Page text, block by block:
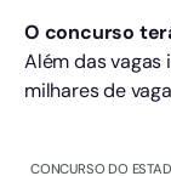
O concurso
Além das
milhares de
CONCURSO DO